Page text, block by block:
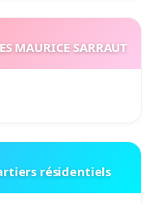
MAURICE SARRAUT
résidentiels